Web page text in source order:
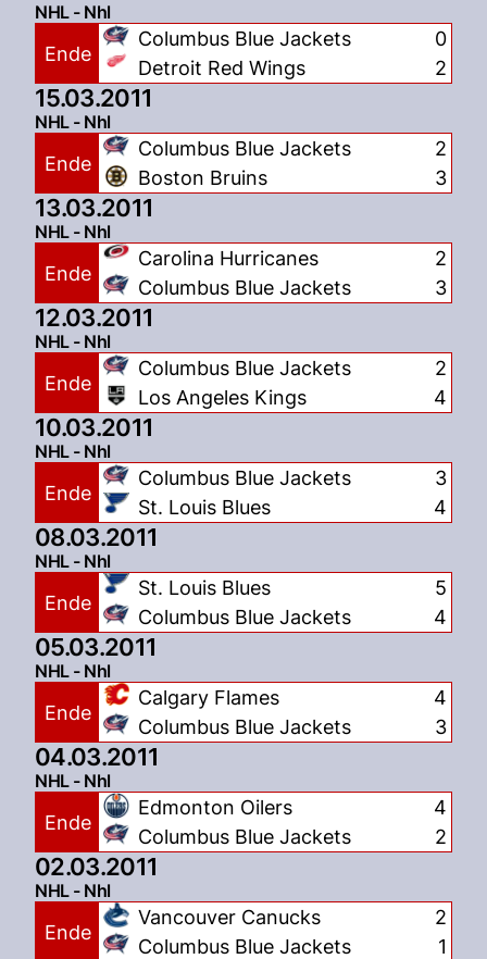
NHL - Nhl
Ende
Columbus Blue Jackets
Detroit Red Wings
0
2
15.03.2011
NHL - Nhl
Ende
Columbus Blue Jackets
Boston Bruins
2
3
13.03.2011
NHL - Nhl
Ende
Carolina Hurricanes
Columbus Blue Jackets
2
3
12.03.2011
NHL - Nhl
Ende
Columbus Blue Jackets
Los Angeles Kings
2
4
10.03.2011
NHL - Nhl
Ende
Columbus Blue Jackets
St. Louis Blues
3
4
08.03.2011
NHL - Nhl
Ende
St. Louis Blues
Columbus Blue Jackets
5
4
05.03.2011
NHL - Nhl
Ende
Calgary Flames
Columbus Blue Jackets
4
3
04.03.2011
NHL - Nhl
Ende
Edmonton Oilers
Columbus Blue Jackets
4
2
02.03.2011
NHL - Nhl
Ende
Vancouver Canucks
Columbus Blue Jackets
2
1